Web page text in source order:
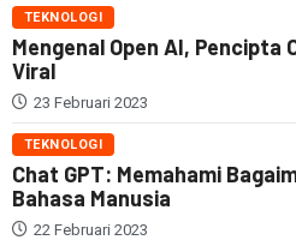
TEKNOLOGI
Mengenal Open AI, Pencipta
Viral
23 Februari 2023
TEKNOLOGI
Chat GPT: Memahami
Bahasa Manusia
22 Februari 2023